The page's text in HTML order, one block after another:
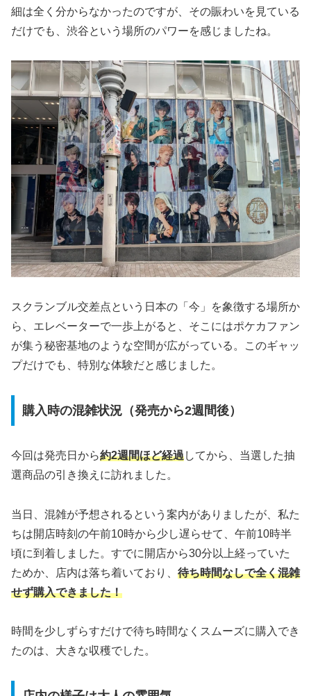
細は全く分からなかったのですが、その賑わいを見ている
だけでも、渋谷という場所のパワーを感じましたね。
スクランブル交差点という日本の「今」を象徴する場所か
ら、エレベーターで一歩上がると、そこにはポケカファン
が集う秘密基地のような空間が広がっている。このギャッ
プだけでも、特別な体験だと感じました。
購入時の混雑状況（発売から2週間後）
今回は発売日から約2週間ほど経過してから、当選した抽
選商品の引き換えに訪れました。
当日、混雑が予想されるという案内がありましたが、私た
ちは開店時刻の午前10時から少し遅らせて、午前10時半
頃に到着しました。すでに開店から30分以上経っていた
ためか、店内は落ち着いており、 待ち時間なしで全く混雑
せず購入できました！
時間を少しずらすだけで待ち時間なくスムーズに購入でき
たのは、大きな収穫でした。